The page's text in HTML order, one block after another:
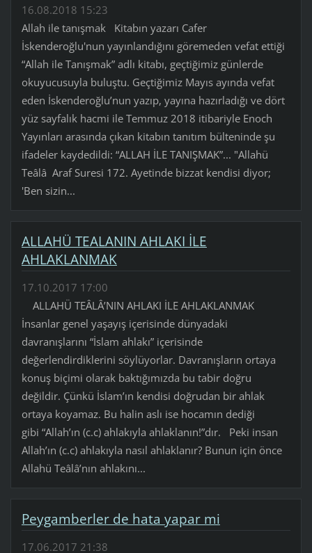
16.08.2018 15:23
Allah ile tanışmak Kitabın yazarı Cafer
İskenderoğlu'nun yayınlandığını göremeden vefat ettiği
“Allah ile Tanışmak” adlı kitabı, geçtiğimiz günlerde
okuyucusuyla buluştu. Geçtiğimiz Mayıs ayında vefat
eden İskenderoğlu’nun yazıp, yayına hazırladığı ve dört
yüz sayfalık hacmi ile Temmuz 2018 itibariyle Enoch
Yayınları arasında çıkan kitabın tanıtım bülteninde şu
ifadeler kaydedildi: “ALLAH İLE TANIŞMAK”... "Allahü
Teâlâ Araf Suresi 172. Ayetinde bizzat kendisi diyor;
'Ben sizin...
ALLAHÜ TEALANIN AHLAKI İLE
AHLAKLANMAK
17.10.2017 17:00
ALLAHÜ TEÂLÂ’NIN AHLAKI İLE AHLAKLANMAK
İnsanlar genel yaşayış içerisinde dünyadaki
davranışlarını “İslam ahlakı” içerisinde
değerlendirdiklerini söylüyorlar. Davranışların ortaya
konuş biçimi olarak baktığımızda bu tabir doğru
değildir. Çünkü İslam’ın kendisi doğrudan bir ahlak
ortaya koyamaz. Bu halin aslı ise hocamın dediği
gibi “Allah’ın (c.c) ahlakıyla ahlaklanın!”dır. Peki insan
Allah’ın (c.c) ahlakıyla nasıl ahlaklanır? Bunun için önce
Allahü Teâlâ’nın ahlakını...
Peygamberler de hata yapar mi
17.06.2017 21:38